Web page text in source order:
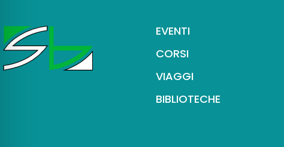
EVENTI
CORSI
VIAGGI
BIBLIOTECHE